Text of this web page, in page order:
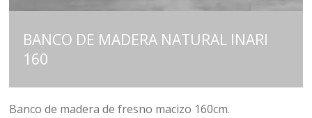
BANCO DE MADERA NATURAL INARI
160
Banco de madera de fresno macizo 160cm.